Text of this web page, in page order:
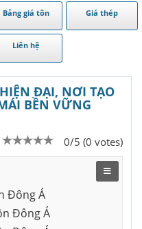
Bảng giá tôn Giá thép
Liên hệ
ĐẠI, NƠI TẠO
BỀN VỮNG
0/5 (0 votes)
Đông Á
Đông Á